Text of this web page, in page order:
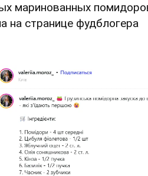
маринованных
на странице фудблогера